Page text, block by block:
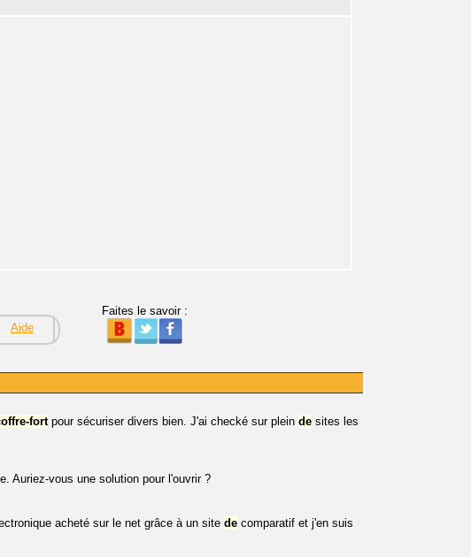
Aide
Faites le savoir :
fortpour sécuriser divers bien. J'ai checké sur plein de sites les
Auriez-vous une solution pour l'ouvrir ?
acheté sur le net grâce à un site de comparatif et j'en suis